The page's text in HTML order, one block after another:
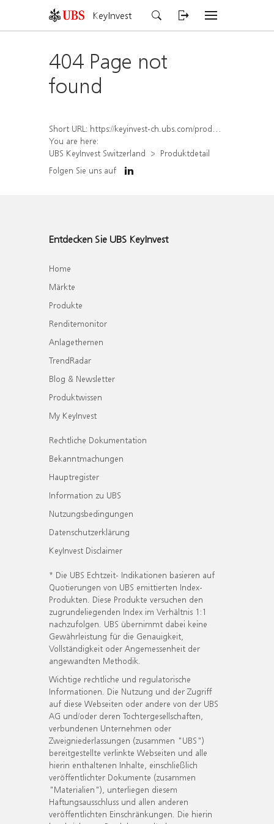
KeyInvest
404 Page not
found
Short URL: https://keyinvest-ch.ubs.com/produkt/detail/index/isin/CH1564673999
You are here:
UBS KeyInvest Switzerland
Produktdetail
Folgen Sie uns auf
Entdecken Sie UBS KeyInvest
Home
Märkte
Produkte
Renditemonitor
Anlagethemen
TrendRadar
Blog & Newsletter
Produktwissen
My KeyInvest
Rechtliche Dokumentation
Bekanntmachungen
Hauptregister
Information zu UBS
Nutzungsbedingungen
Datenschutzerklärung
KeyInvest Disclaimer
* Die UBS Echtzeit- Indikationen basieren auf
Quotierungen von UBS emittierten Index-
Produkten. Diese Produkte versuchen den
zugrundeliegenden Index im Verhältnis 1:1
nachzufolgen. UBS übernimmt dabei keine
Gewährleistung für die Genauigkeit,
Vollständigkeit oder Angemessenheit der
angewandten Methodik.
Wichtige rechtliche und regulatorische
Informationen. Die Nutzung und der Zugriff
auf diese Webseiten oder andere von der UBS
AG und/oder deren Tochtergesellschaften,
verbundenen Unternehmen oder
Zweigniederlassungen (zusammen "UBS")
bereitgestellte verlinkte Webseiten und alle
hierin enthaltenen Inhalte, einschließlich
veröffentlichter Dokumente (zusammen
"Materialien"), unterliegen diesem
Haftungsausschluss und allen anderen
veröffentlichten Einschränkungen. Die hierin